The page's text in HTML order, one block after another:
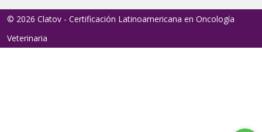
© 2026 Clatov - Certificación Latinoamericana en Oncología
Veterinaria